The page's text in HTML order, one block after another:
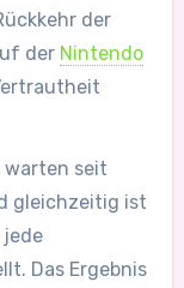
der
der Nintendo
warten seit
gleichzeitig ist
jede
Das Ergebnis